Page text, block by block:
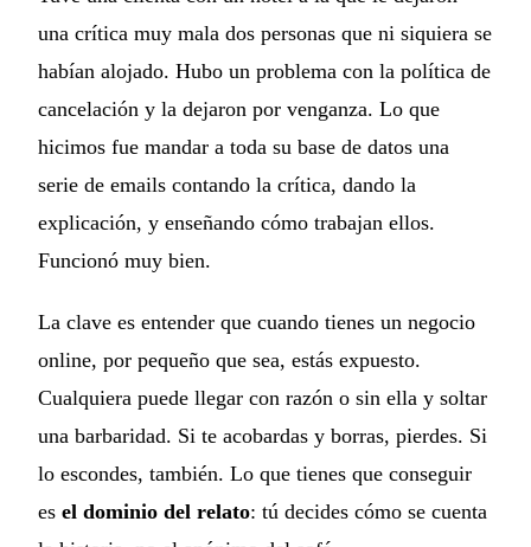
una crítica muy mala dos personas que ni siquiera se
habían alojado. Hubo un problema con la política de
cancelación y la dejaron por venganza. Lo que
hicimos fue mandar a toda su base de datos una
serie de emails contando la crítica, dando la
explicación, y enseñando cómo trabajan ellos.
Funcionó muy bien.
La clave es entender que cuando tienes un negocio
online, por pequeño que sea, estás expuesto.
Cualquiera puede llegar con razón o sin ella y soltar
una barbaridad. Si te acobardas y borras, pierdes. Si
lo escondes, también. Lo que tienes que conseguir
es el dominio del relato: tú decides cómo se cuenta